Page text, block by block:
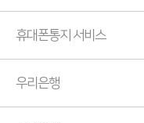
휴대폰통지 서비스
우리은행